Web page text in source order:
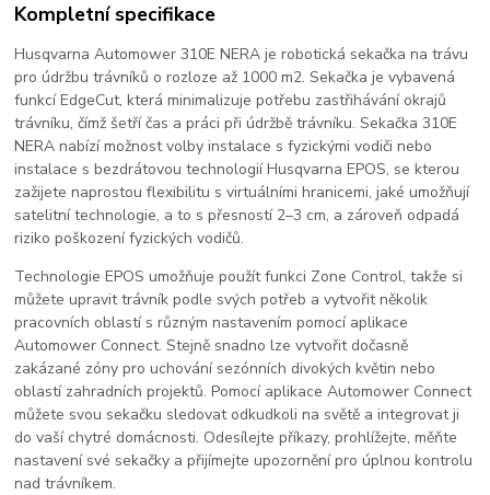
Kompletní specifikace
Husqvarna Automower 310E NERA je robotická sekačka na trávu
pro údržbu trávníků o rozloze až 1000 m2. Sekačka je vybavená
funkcí EdgeCut, která minimalizuje potřebu zastřihávání okrajů
trávníku, čímž šetří čas a práci při údržbě trávníku. Sekačka 310E
NERA nabízí možnost volby instalace s fyzickými vodiči nebo
instalace s bezdrátovou technologií Husqvarna EPOS, se kterou
zažijete naprostou flexibilitu s virtuálními hranicemi, jaké umožňují
satelitní technologie, a to s přesností 2–3 cm, a zároveň odpadá
riziko poškození fyzických vodičů.
Technologie EPOS umožňuje použít funkci Zone Control, takže si
můžete upravit trávník podle svých potřeb a vytvořit několik
pracovních oblastí s různým nastavením pomocí aplikace
Automower Connect. Stejně snadno lze vytvořit dočasně
zakázané zóny pro uchování sezónních divokých květin nebo
oblastí zahradních projektů. Pomocí aplikace Automower Connect
můžete svou sekačku sledovat odkudkoli na světě a integrovat ji
do vaší chytré domácnosti. Odesílejte příkazy, prohlížejte, měňte
nastavení své sekačky a přijímejte upozornění pro úplnou kontrolu
nad trávníkem.